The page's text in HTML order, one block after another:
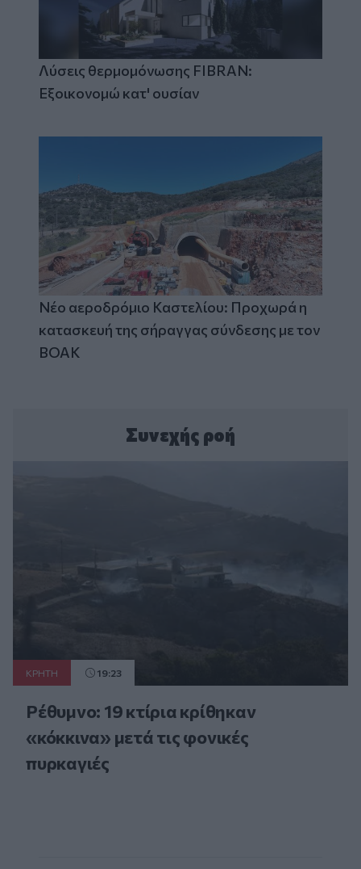
Λύσεις θερμομόνωσης FIBRAN:
Εξοικονομώ κατ' ουσίαν
Νέο αεροδρόμιο Καστελίου: Προχωρά η
κατασκευή της σήραγγας σύνδεσης με τον
ΒΟΑΚ
Συνεχής ροή
ΚΡΗΤΗ 19:23
Ρέθυμνο: 19 κτίρια κρίθηκαν
«κόκκινα» μετά τις φονικές
πυρκαγιές